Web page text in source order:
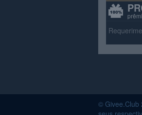
© Givee.Club